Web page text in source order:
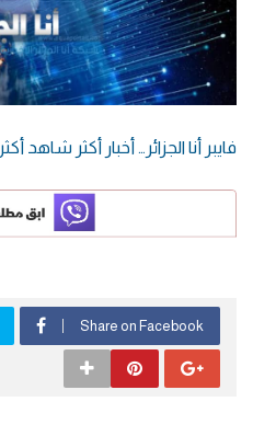
فايبر أنا الجزائر… أخبار أكثر شاهد أكثر
Share on Facebook